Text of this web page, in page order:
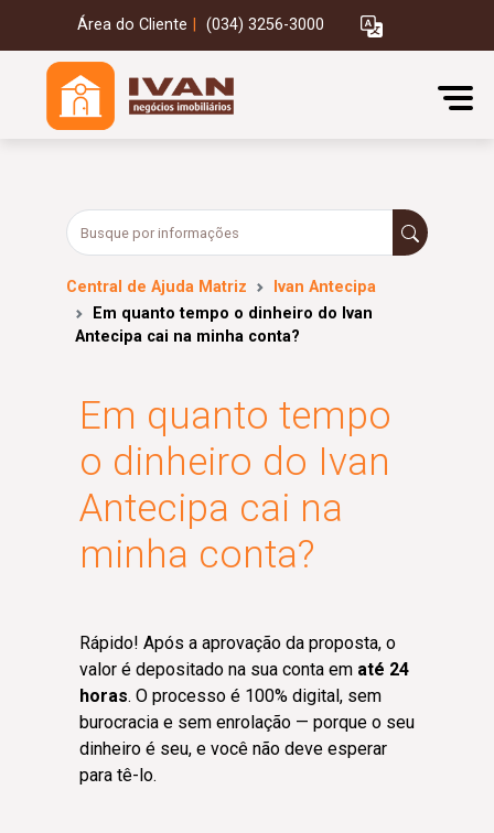
Área do Cliente (034) 3256-3000
Central de Ajuda Matriz
Ivan Antecipa
Em quanto tempo o dinheiro do Ivan
Antecipa cai na minha conta?
Em quanto tempo
o dinheiro do Ivan
Antecipa cai na
minha conta?
Rápido! Após a aprovação da proposta, o
valor é depositado na sua conta em até 24
horas. O processo é 100% digital, sem
burocracia e sem enrolação — porque o seu
dinheiro é seu, e você não deve esperar
para tê-lo.